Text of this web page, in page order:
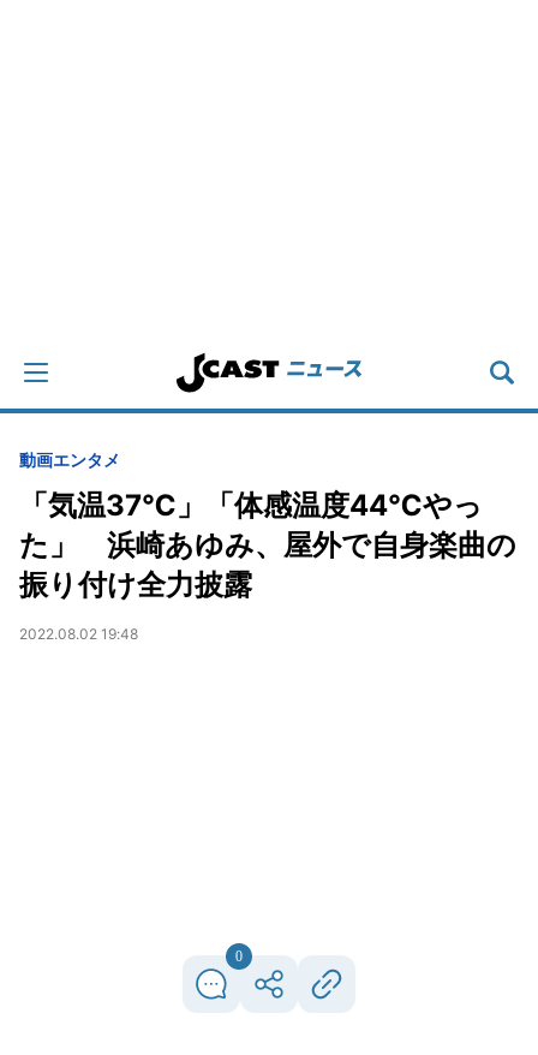
動画エンタメ
「気温37℃」「体感温度44℃やっ
た」 浜崎あゆみ、屋外で自身楽曲の
振り付け全力披露
2022.08.02 19:48
0